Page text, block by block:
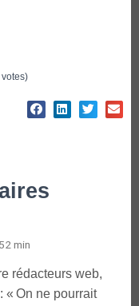
min
rédacteurs web,
« On ne pourrait